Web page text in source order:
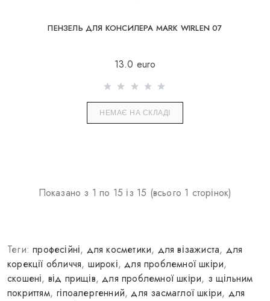
ПЕНЗЕЛЬ ДЛЯ КОНСИЛЕРА MARK WIRLEN 07
13.0 euro
НЕМАЄ НА СКЛАДІ
Показано з 1 по 15 із 15 (всього 1 сторінок)
Теги:професійні, для косметики, для візажиста, для
корекції обличчя, широкі,для проблемної шкіри,
скошені, від прищів,для проблемної шкіри, з щільним
покриттям, гіпоалергенний,для засмаглої шкіри, для